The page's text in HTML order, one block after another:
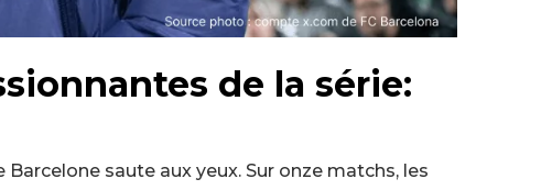
de la série:
saute aux yeux. Sur onze matchs, les